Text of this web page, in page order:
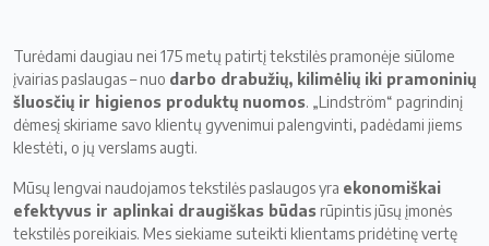
Turėdami daugiau nei 175 metų patirtį tekstilės pramonėje siūlome
įvairias paslaugas – nuo darbo drabužių, kilimėlių iki pramoninių
šluosčių ir higienos produktų nuomos. „Lindström“ pagrindinį
dėmesį skiriame savo klientų gyvenimui palengvinti, padėdami jiems
klestėti, o jų verslams augti.
Mūsų lengvai naudojamos tekstilės paslaugos yra ekonomiškai
efektyvus ir aplinkai draugiškas būdasrūpintis jūsų įmonės
tekstilės poreikiais. Mes siekiame suteikti klientams pridėtinę vertę